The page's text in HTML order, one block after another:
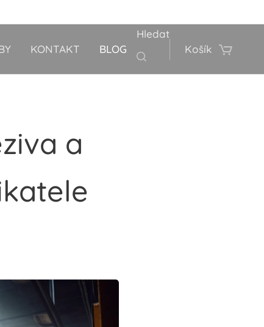
KONTAKT BLOG
Hledat
Košík
a